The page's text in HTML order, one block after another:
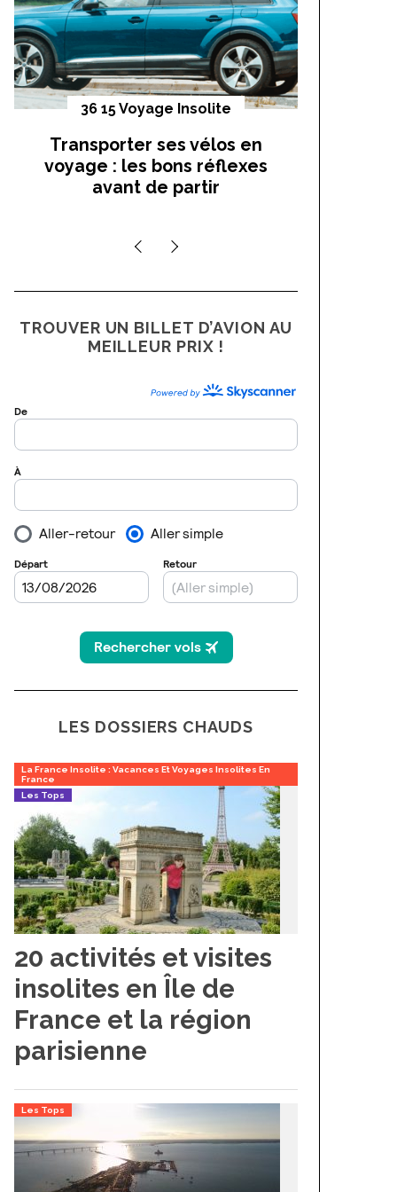
:
36 15 Voyage Insolite
Transporter ses vélos en
voyage : les bons réflexes
avant de partir
TROUVER UN BILLET D’AVION AU
MEILLEUR PRIX !
LES DOSSIERS CHAUDS
La France Insolite : Vacances Et Voyages Insolites En
France
Les Tops
20 activités et visites
insolites en Île de
France et la région
parisienne
Les Tops